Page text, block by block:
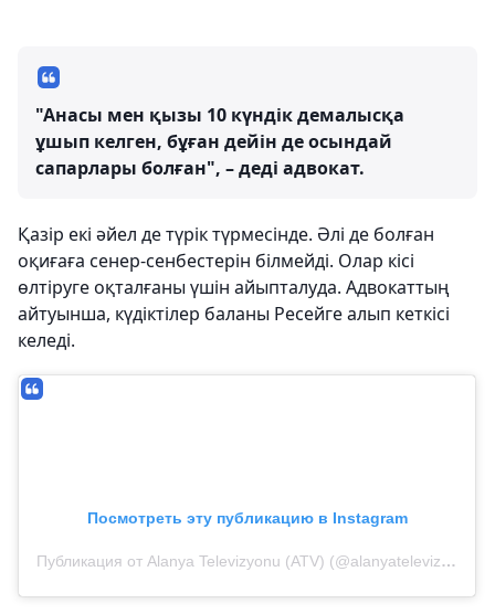
"Анасы мен қызы 10 күндік демалысқа
ұшып келген, бұған дейін де осындай
сапарлары болған", – деді адвокат.
Қазір екі әйел де түрік түрмесінде. Әлі де болған
оқиғаға сенер-сенбестерін білмейді. Олар кісі
өлтіруге оқталғаны үшін айыпталуда. Адвокаттың
айтуынша, күдіктілер баланы Ресейге алып кеткісі
келеді.
Посмотреть эту публикацию в Instagram
Публикация от Alanya Televizyonu (ATV) (@alanyatelevizyonu)